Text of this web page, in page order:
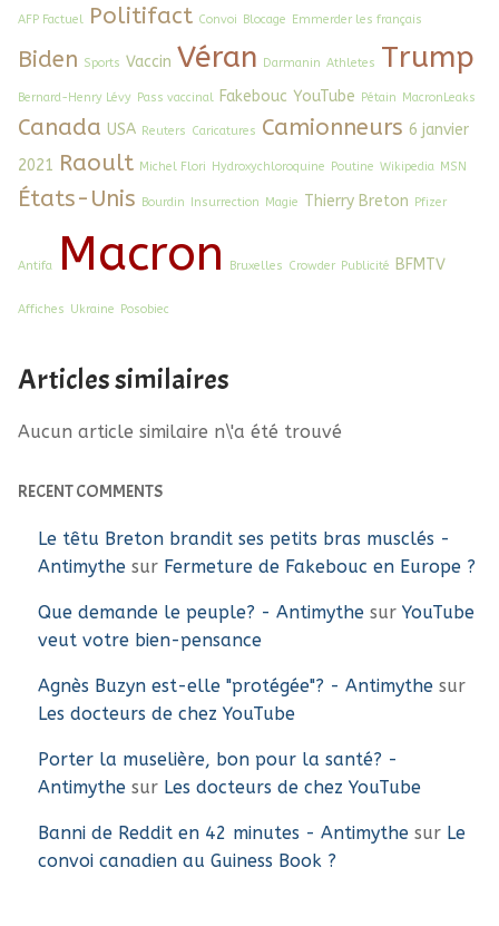
AFP Factuel Politifact Convoi Blocage Emmerder les français
Biden Sports Vaccin Véran Darmanin Athletes Trump
Bernard-Henry Lévy Pass vaccinal Fakebouc YouTube Pétain MacronLeaks
Canada USA Reuters Caricatures Camionneurs 6 janvier
2021 Raoult Michel Flori Hydroxychloroquine Poutine Wikipedia MSN
États-Unis Bourdin Insurrection Magie Thierry Breton Pfizer
Antifa Macron Bruxelles Crowder Publicité BFMTV
Affiches Ukraine Posobiec
Articles similaires
Aucun article similaire n\'a été trouvé
RECENT COMMENTS
Le têtu Breton brandit ses petits bras musclés -
Antimythe sur Fermeture de Fakebouc en Europe ?
Que demande le peuple? - Antimythe sur YouTube
veut votre bien-pensance
Agnès Buzyn est-elle "protégée"? - Antimythe sur
Les docteurs de chez YouTube
Porter la muselière, bon pour la santé? -
Antimythe sur Les docteurs de chez YouTube
Banni de Reddit en 42 minutes - Antimythe sur Le
convoi canadien au Guiness Book ?